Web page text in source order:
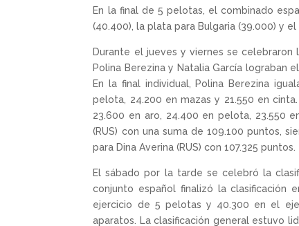
En la final de 5 pelotas, el combinado
(40.400), la plata para Bulgaria (39.000) y el
Durante el jueves y viernes se celebraron
Polina Berezina y Natalia García lograban
En la final individual, Polina Berezina
pelota, 24.200 en mazas y 21.550 en
23.600 en aro, 24.400 en pelota, 23.550
(RUS) con una suma de 109.100 puntos,
para Dina Averina (RUS) con 107.325 puntos.
El sábado por la tarde se celebró la
conjunto español finalizó la clasificación
ejercicio de 5 pelotas y 40.300 en el
aparatos. La clasificación general estuvo